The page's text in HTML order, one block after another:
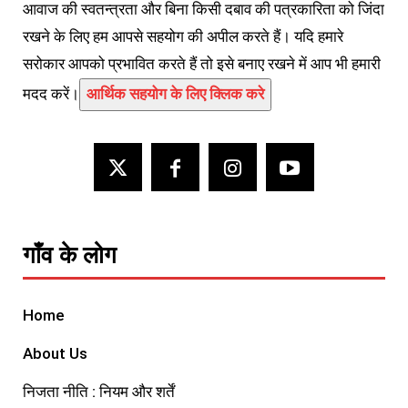
आवाज की स्वतन्त्रता और बिना किसी दबाव की पत्रकारिता को जिंदा
रखने के लिए हम आपसे सहयोग की अपील करते हैं। यदि हमारे
सरोकार आपको प्रभावित करते हैं तो इसे बनाए रखने में आप भी हमारी
मदद करें। आर्थिक सहयोग के लिए क्लिक करे
गाँव के लोग
Home
About Us
निजता नीति : नियम और शर्तें